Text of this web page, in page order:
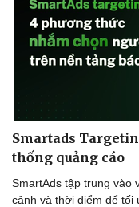
Văn học
Âm nhạc
Di sản
Smartads
thống quảng cáo
SmartAds tập trung vào
cảnh và thời điểm để tối